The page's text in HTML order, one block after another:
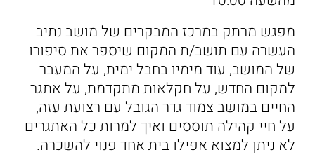
מפגש מרתק במרכז המבקרים של מושב נתיב
העשרה עם תושב/ת המקום שיספר את סיפורו
של המושב, עוד מימיו בחבל ימית, על המעבר
למקום החדש, על חקלאות מתקדמת, על אתגר
החיים במושב צמוד גדר הגובל עם רצועת עזה,
על חיי קהילה תוססים ואיך למרות כל האתגרים
לא ניתן למצוא אפילו בית אחד פנוי להשכרה.